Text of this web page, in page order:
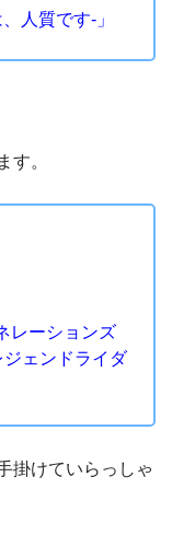
人質です-」
す。
レーションズ
ェンドライダ
掛けていらっしゃ